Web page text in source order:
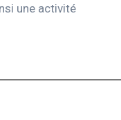
une activité